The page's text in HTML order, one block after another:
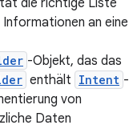
die richtige Liste
an eine
-Objekt, das das
enthält Intent -
von
Daten